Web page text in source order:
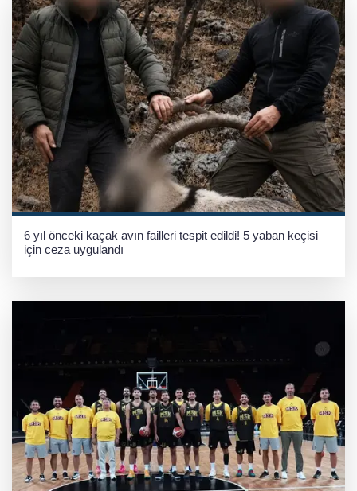
6 yıl önceki kaçak avın failleri tespit edildi! 5 yaban keçisi
için ceza uygulandı